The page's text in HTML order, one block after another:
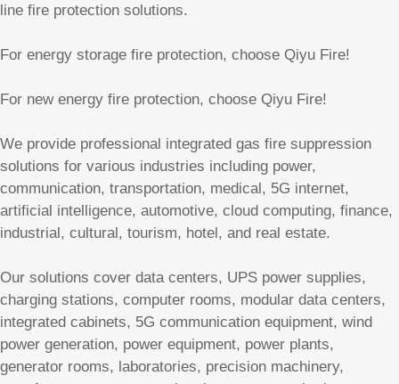
line fire protection solutions.
For energy storage fire protection, choose Qiyu Fire!
For new energy fire protection, choose Qiyu Fire!
We provide professional integrated gas fire suppression
solutions for various industries including power,
communication, transportation, medical, 5G internet,
artificial intelligence, automotive, cloud computing, finance,
industrial, cultural, tourism, hotel, and real estate.
Our solutions cover data centers, UPS power supplies,
charging stations, computer rooms, modular data centers,
integrated cabinets, 5G communication equipment, wind
power generation, power equipment, power plants,
generator rooms, laboratories, precision machinery,